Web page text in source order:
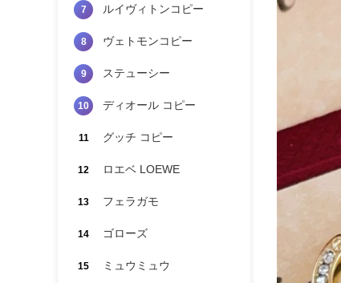
7 ルイヴィトンコピー
8 ヴェトモンコピー
9 ステューシー
10 ディオール コピー
11 グッチ コピー
12 ロエベ LOEWE
13 フェラガモ
14 ゴローズ
15 ミュウミュウ